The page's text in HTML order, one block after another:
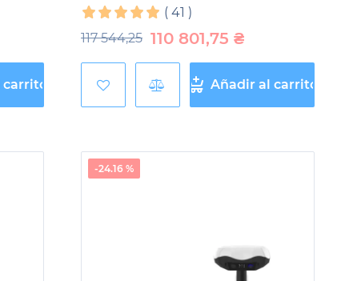
( 41 )
117 544,25 110 801,75 ₴
Añadir al carrito
-24.16 %